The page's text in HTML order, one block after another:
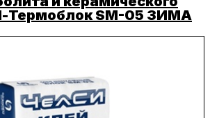
Термоблок SM-05 ЗИМА